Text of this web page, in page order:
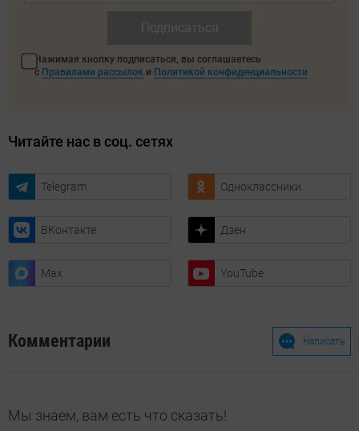
Нажимая кнопку подписаться, вы соглашаетесь
с Правилами рассылок и Политикой конфиденциальности
Читайте нас в соц. сетях
Telegram Одноклассники
ВКонтакте Дзен
Max YouTube
Комментарии Написать
Мы знаем, вам есть что сказать!